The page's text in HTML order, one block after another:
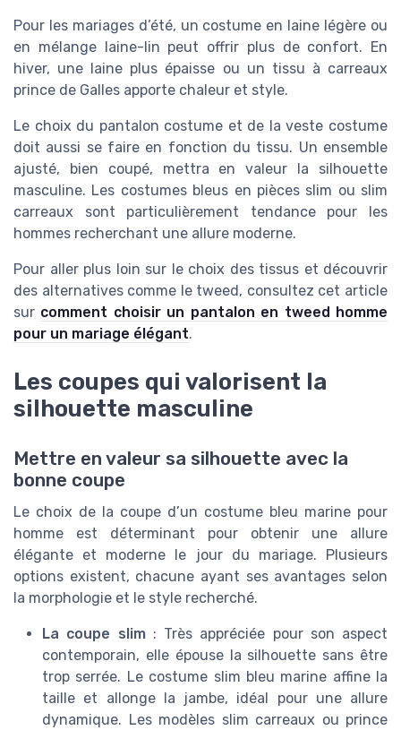
Pour les mariages d’été, un costume en laine légère ou
en mélange laine-lin peut offrir plus de confort. En
hiver, une laine plus épaisse ou un tissu à carreaux
prince de Galles apporte chaleur et style.
Le choix du pantalon costume et de la veste costume
doit aussi se faire en fonction du tissu. Un ensemble
ajusté, bien coupé, mettra en valeur la silhouette
masculine. Les costumes bleus en pièces slim ou slim
carreaux sont particulièrement tendance pour les
hommes recherchant une allure moderne.
Pour aller plus loin sur le choix des tissus et découvrir
des alternatives comme le tweed, consultez cet article
sur comment choisir un pantalon en tweed homme
pour un mariage élégant.
Les coupes qui valorisent la
silhouette masculine
Mettre en valeur sa silhouette avec la
bonne coupe
Le choix de la coupe d’un costume bleu marine pour
homme est déterminant pour obtenir une allure
élégante et moderne le jour du mariage. Plusieurs
options existent, chacune ayant ses avantages selon
la morphologie et le style recherché.
La coupe slim: Très appréciée pour son aspect
contemporain, elle épouse la silhouette sans être
trop serrée. Le costume slim bleu marine affine la
taille et allonge la jambe, idéal pour une allure
dynamique. Les modèles slim carreaux ou prince